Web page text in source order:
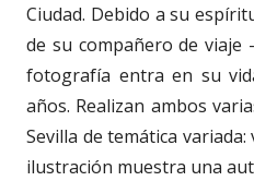
Ciudad. Debido a su
de su compañero de viaje
fotografía entra en su
años. Realizan ambos
Sevilla de temática
ilustración muestra una